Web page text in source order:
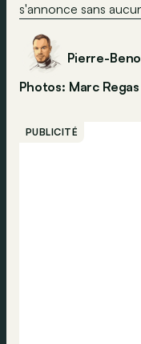
s'annonce sans
Pierre-
Photos: Marc Regas
PUBLICITÉ